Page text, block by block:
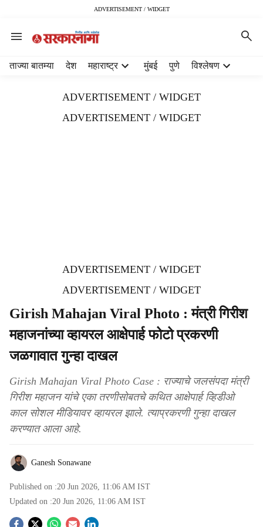
ADVERTISEMENT / WIDGET
ताज्या बातम्या देश महाराष्ट्र मुंबई पुणे विश्लेषण
ADVERTISEMENT / WIDGET
ADVERTISEMENT / WIDGET
ADVERTISEMENT / WIDGET
ADVERTISEMENT / WIDGET
Girish Mahajan Viral Photo : मंत्री गिरीश
महाजनांच्या व्हायरल आक्षेपार्ह फोटो प्रकरणी
जळगावात गुन्हा दाखल
Girish Mahajan Viral Photo Case : राज्याचे जलसंपदा मंत्री
गिरीश महाजन यांचे एका तरणीसोबतचे कथित आक्षेपार्ह व्हिडीओ
काल सोशल मीडियावर व्हायरल झाले. त्याप्रकरणी गुन्हा दाखल
करण्यात आला आहे.
Ganesh Sonawane
Published on :20 Jun 2026, 11:06 AM IST
Updated on :20 Jun 2026, 11:06 AM IST